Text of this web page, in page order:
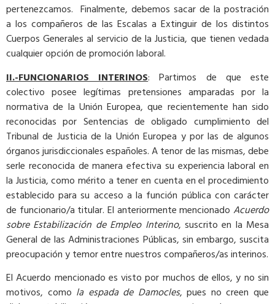
pertenezcamos. Finalmente, debemos sacar de la postración
a los compañeros de las Escalas a Extinguir de los distintos
Cuerpos Generales al servicio de la Justicia, que tienen vedada
cualquier opción de promoción laboral.
II.-FUNCIONARIOS INTERINOS: Partimos de que este
colectivo posee legítimas pretensiones amparadas por la
normativa de la Unión Europea, que recientemente han sido
reconocidas por Sentencias de obligado cumplimiento del
Tribunal de Justicia de la Unión Europea y por las de algunos
órganos jurisdiccionales españoles. A tenor de las mismas, debe
serle reconocida de manera efectiva su experiencia laboral en
la Justicia, como mérito a tener en cuenta en el procedimiento
establecido para su acceso a la función pública con carácter
de funcionario/a titular. El anteriormente mencionado Acuerdo
sobre Estabilización de Empleo Interino, suscrito en la Mesa
General de las Administraciones Públicas, sin embargo, suscita
preocupación y temor entre nuestros compañeros/as interinos.
El Acuerdo mencionado es visto por muchos de ellos, y no sin
motivos, como la espada de Damocles, pues no creen que